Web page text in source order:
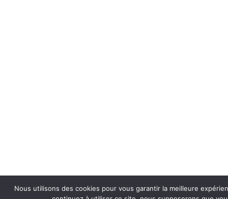
Nous utilisons des cookies pour vous garantir la meilleure